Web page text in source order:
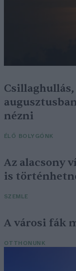
nézni
ÉLŐ BOLYGÓNK
Az alacsony
is
SZEMLE
A városi fák
OTTHONUNK